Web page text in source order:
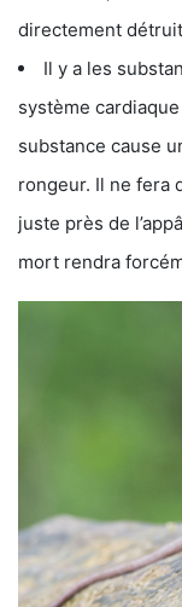
directement
Il y a les
système
substance cause
rongeur. Il ne fera
juste près de
mort rendra